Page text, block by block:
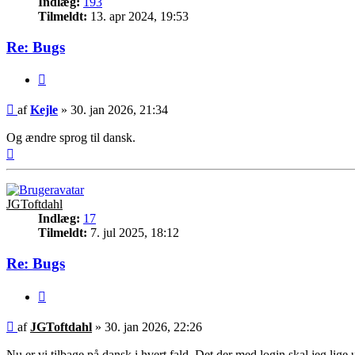
Tilmeldt: 13. apr 2024, 19:53
Re: Bugs
Indlæg
afKejle » 30. jan 2026, 21:34
Og ændre sprog til dansk.
JGToftdahl
Indlæg: 17
Tilmeldt: 7. jul 2025, 18:12
Re: Bugs
Indlæg
afJGToftdahl » 30. jan 2026, 22:26